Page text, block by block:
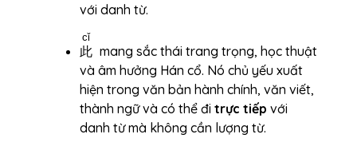
với danh từ.
此
cǐ
mang sắc thái trang trọng, học thuật
và âm hưởng Hán cổ. Nó chủ yếu xuất
hiện trong văn bản hành chính, văn viết,
thành ngữ và có thể đi trực tiếp với
danh từ mà không cần lượng từ.